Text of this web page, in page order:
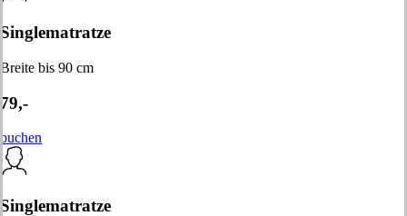
Singlematratze
Breite bis 90 cm
79,-
buchen
Singlematratze